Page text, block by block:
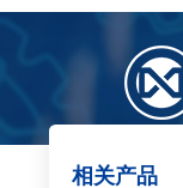
相关产品